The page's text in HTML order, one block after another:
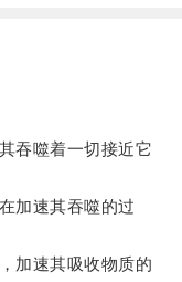
吞噬着一切接近它
加速其吞噬的过
加速其吸收物质的